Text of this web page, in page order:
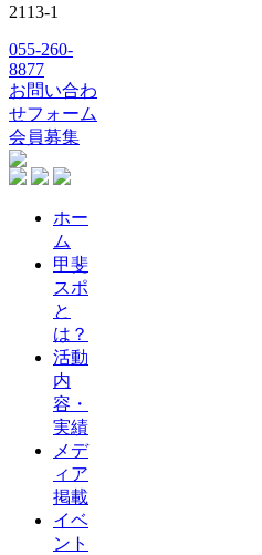
2113-1
055-260-
8877
お問い合わ
せフォーム
会員募集
ホー
ム
甲斐
スポ
と
は？
活動
内
容・
実績
メデ
ィア
掲載
イベ
ント